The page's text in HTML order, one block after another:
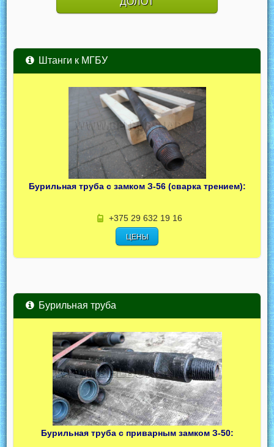
Штанги к МГБУ
Бурильная труба с замком З-56 (сварка трением):
+375 29 632 19 16
ЦЕНЫ
Бурильная труба
Бурильная труба с приварным замком З-50: